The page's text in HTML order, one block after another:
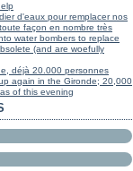
d'eaux pour remplacer nos
façon en nombre très
water bombers to replace
(and are woefully
déjà 20.000 personnes
again in the Gironde; 20,000
of this evening